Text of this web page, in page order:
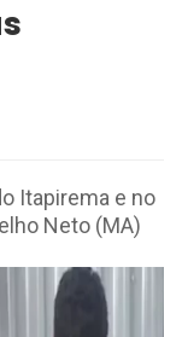
Itapirema e no
Neto (MA)